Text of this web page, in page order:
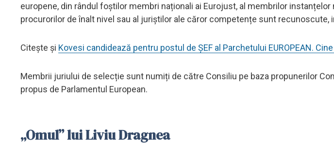
europene, din rândul foștilor membri naționali ai Eurojust, al membrilor instanțelor
procurorilor de înalt nivel sau al juriștilor ale căror competențe sunt recunoscute,
Citește și Kovesi candidează pentru postul de ȘEF al Parchetului EUROPEAN.
Membrii juriului de selecție sunt numiți de către Consiliu pe baza propunerilor
propus de Parlamentul European.
„Omul” lui Liviu Dragnea